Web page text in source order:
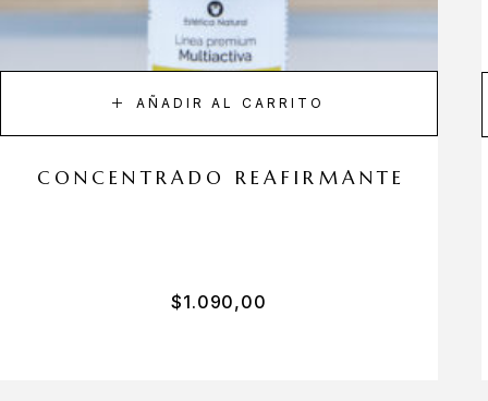
AÑADIR AL CARRITO
CONCENTRADO REAFIRMANTE
$1.090,00